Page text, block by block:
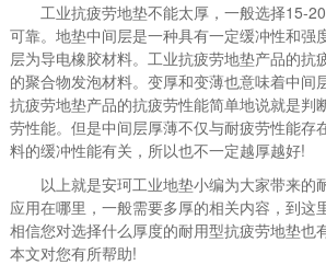
工业抗疲劳地垫不能太厚，一般选择15-
可靠。地垫中间层是一种具有一定缓冲性和强
层为导电橡胶材料。工业抗疲劳地垫产品的抗
的聚合物发泡材料。变厚和变薄也意味着中间
抗疲劳地垫产品的抗疲劳性能简单地说就是判
劳性能。但是中间层厚薄不仅与耐疲劳性能存
料的缓冲性能有关，所以也不一定越厚越好!
以上就是安珂工业地垫小编为大家带来的
应用在哪里，一般需要多厚的相关内容，到这
相信您对选择什么厚度的耐用型抗疲劳地垫也
本文对您有所帮助!